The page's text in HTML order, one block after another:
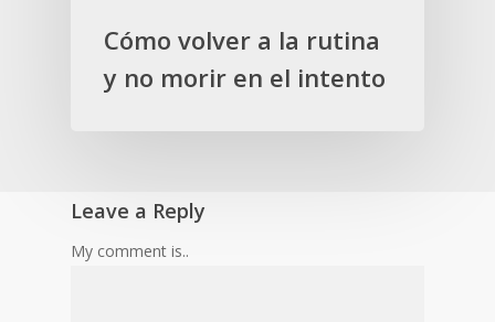
Cómo volver a la rutina
y no morir en el intento
Leave a Reply
My comment is..